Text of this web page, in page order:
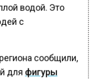
водой. Это
с
сообщили,
для фигуры